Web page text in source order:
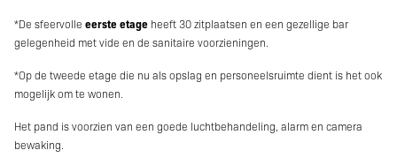
*De sfeervolle eerste etage heeft 30 zitplaatsen en een gezellige bar
gelegenheid met vide en de sanitaire voorzieningen.
*Op de tweede etage die nu als opslag en personeelsruimte dient is het ook
mogelijk om te wonen.
Het pand is voorzien van een goede luchtbehandeling, alarm en camera
bewaking.